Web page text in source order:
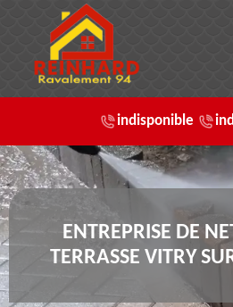
indisponible
ENTREPRISE DE
TERRASSE VITRY